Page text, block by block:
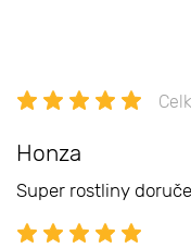
Honza
Super rostliny